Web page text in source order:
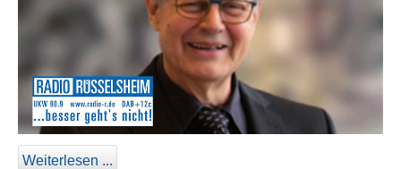
Weiterlesen ...